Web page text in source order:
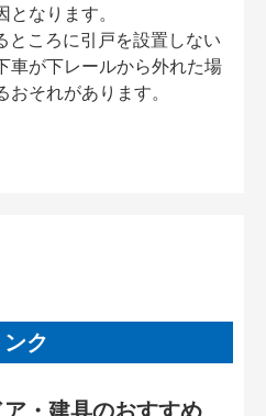
なります。
ころに引戸を設置しない
車が下レールから外れた場
それがあります。
ク
・建具のおすすめ